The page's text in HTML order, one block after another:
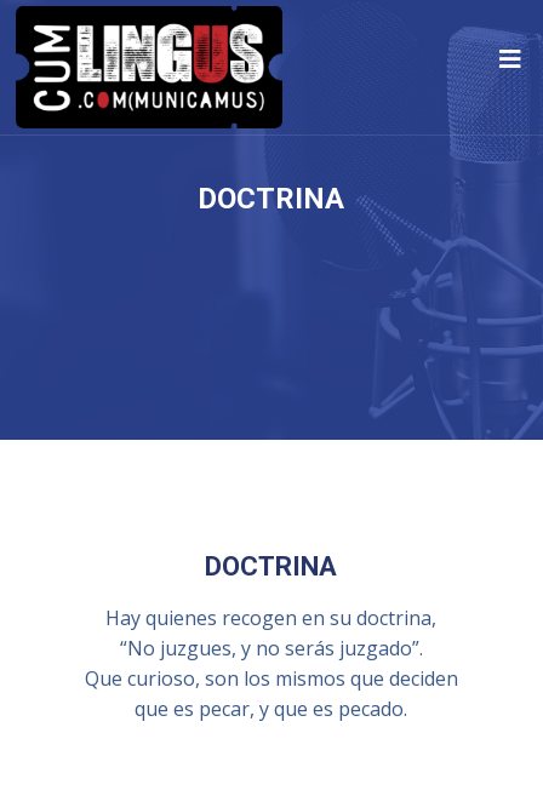
DOCTRINA
DOCTRINA
Hay quienes recogen en su doctrina,
“No juzgues, y no serás juzgado”.
Que curioso, son los mismos que deciden
que es pecar, y que es pecado.